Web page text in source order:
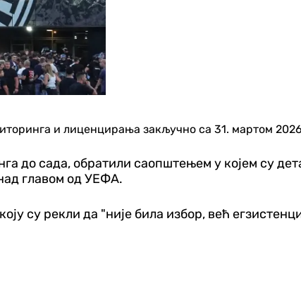
и лиценцирања закључно са 31. мартом
до сада, обратили саопштењем у којем су
главом од УЕФА.
су рекли да "није била избор, већ